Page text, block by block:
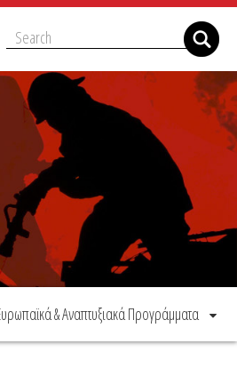
& Αναπτυξιακά Προγράμματα